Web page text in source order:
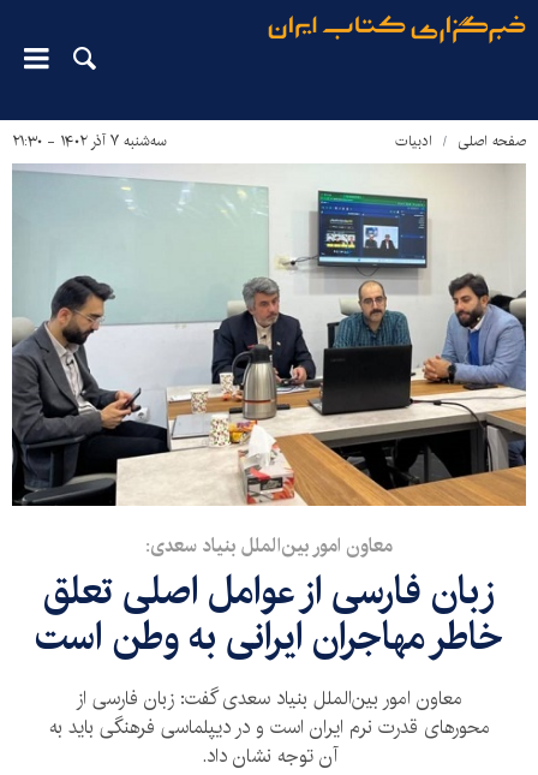
صفحه اصلی ادبیات سه‌شنبه ۷ آذر ۱۴۰۲ - ۲۱:۳۰
معاون امور بین‌الملل بنیاد سعدی:
زبان فارسی از عوامل اصلی تعلق
خاطر مهاجران ایرانی به وطن است
معاون امور بین‌الملل بنیاد سعدی گفت: زبان فارسی از
محورهای قدرت نرم ایران است و در دیپلماسی فرهنگی باید به
آن توجه نشان داد.